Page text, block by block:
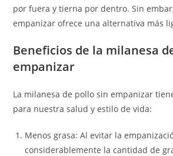
por fuera y tierna por dentro. Sin
empanizar ofrece una alternativa más
Beneficios de la milanesa
empanizar
La milanesa de pollo sin empanizar
para nuestra salud y estilo de vida:
Menos grasa: Al evitar la
considerablemente la cantidad de